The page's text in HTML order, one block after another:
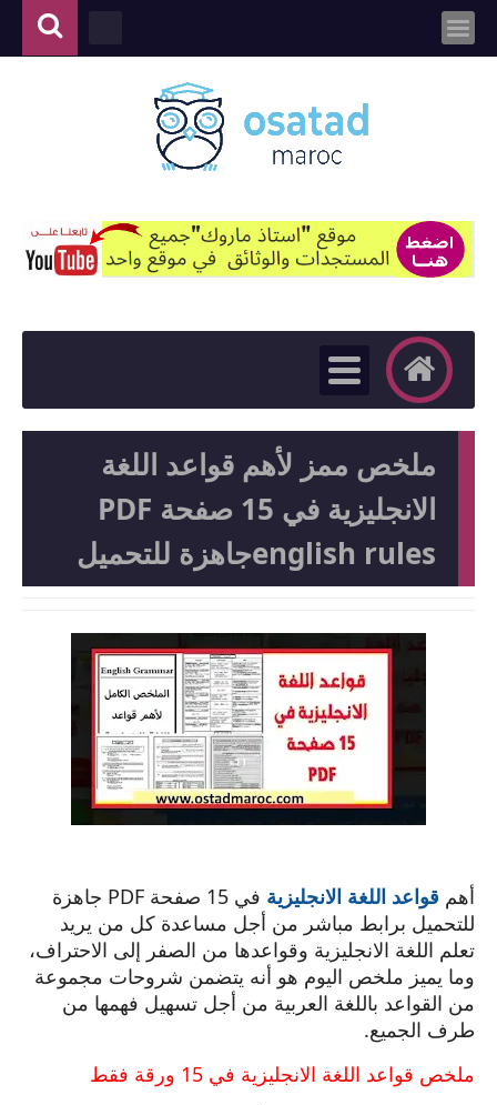
ملخص ممز لأهم قواعد اللغة
الانجليزية في 15 صفحة PDF
english rulesجاهزة للتحميل
أهم قواعد اللغة الانجليزية
في 15 صفحة PDF جاهزة
للتحميل برابط مباشر من أجل مساعدة كل من يريد
تعلم اللغة الانجليزية وقواعدها من الصفر إلى الاحتراف،
وما يميز ملخص اليوم هو أنه يتضمن شروحات مجموعة
من القواعد باللغة العربية من أجل تسهيل فهمها من
طرف الجميع.
ملخص قواعد اللغة الانجليزية في 15 ورقة فقط